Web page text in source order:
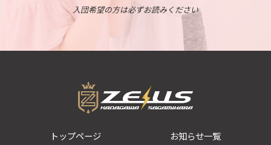
入団希望の方は必ずお読みください
トップページ お知らせ一覧